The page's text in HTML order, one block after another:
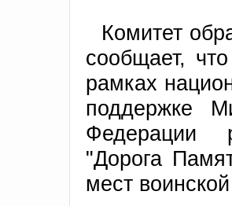
Комитет
сообщает,
рамках
поддержке
Федерации
"Дорога
мест